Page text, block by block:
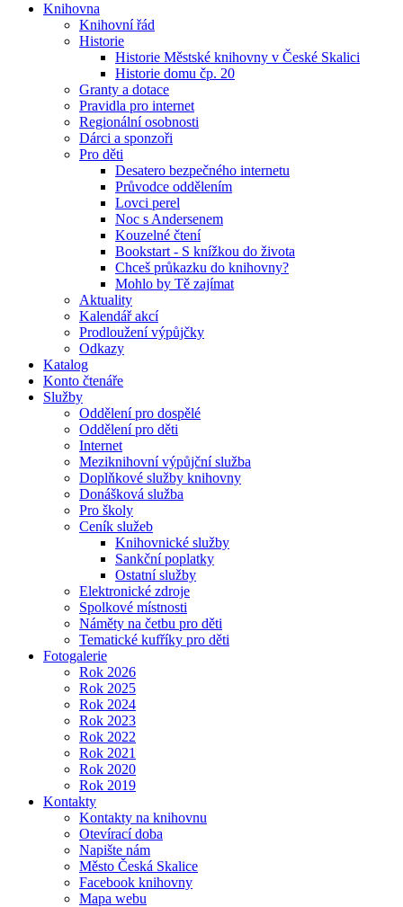
Knihovna
Knihovní řád
Historie
Historie Městské knihovny v České Skalici
Historie domu čp. 20
Granty a dotace
Pravidla pro internet
Regionální osobnosti
Dárci a sponzoři
Pro děti
Desatero bezpečného internetu
Průvodce oddělením
Lovci perel
Noc s Andersenem
Kouzelné čtení
Bookstart - S knížkou do života
Chceš průkazku do knihovny?
Mohlo by Tě zajímat
Aktuality
Kalendář akcí
Prodloužení výpůjčky
Odkazy
Katalog
Konto čtenáře
Služby
Oddělení pro dospělé
Oddělení pro děti
Internet
Meziknihovní výpůjční služba
Doplňkové služby knihovny
Donášková služba
Pro školy
Ceník služeb
Knihovnické služby
Sankční poplatky
Ostatní služby
Elektronické zdroje
Spolkové místnosti
Náměty na četbu pro děti
Tematické kufříky pro děti
Fotogalerie
Rok 2026
Rok 2025
Rok 2024
Rok 2023
Rok 2022
Rok 2021
Rok 2020
Rok 2019
Kontakty
Kontakty na knihovnu
Otevírací doba
Napište nám
Město Česká Skalice
Facebook knihovny
Mapa webu